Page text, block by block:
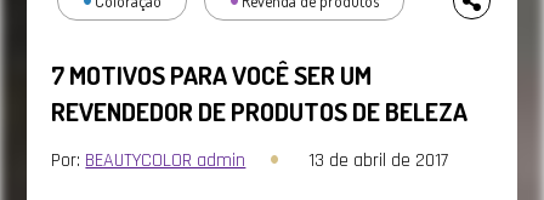
7 MOTIVOS PARA VOCÊ SER UM
REVENDEDOR DE PRODUTOS DE BELEZA
Por: BEAUTYCOLOR admin 13 de abril de 2017